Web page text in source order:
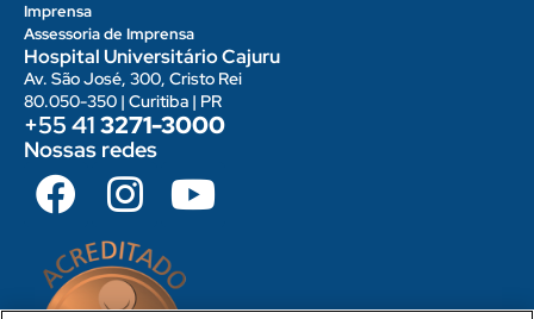
Imprensa
Assessoria de Imprensa
Hospital Universitário Cajuru
Av. São José, 300, Cristo Rei
80.050-350 | Curitiba | PR
+55 413271-3000
Nossas redes